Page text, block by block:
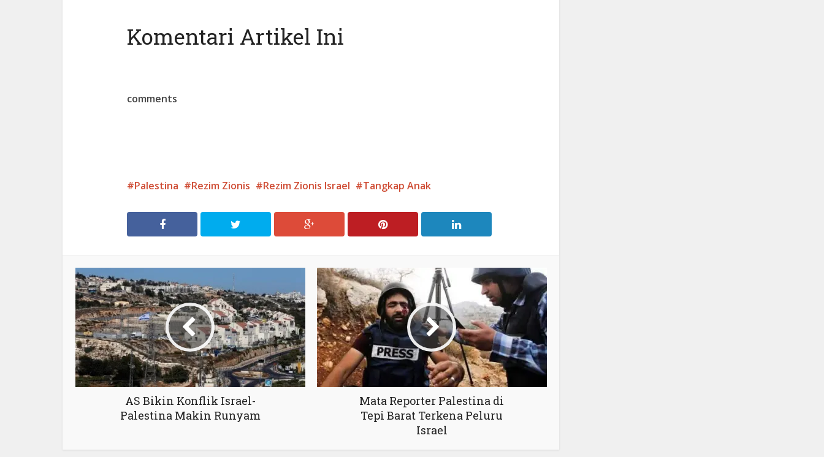
Komentari Artikel Ini
comments
Palestina Rezim Zionis Rezim Zionis Israel Tangkap Anak
AS Bikin Konflik Israel-
Palestina Makin Runyam
Mata Reporter Palestina di
Tepi Barat Terkena Peluru
Israel